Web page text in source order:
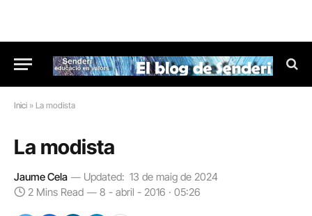
Inici » La modista
La modista
Jaume Cela Updated: 13 de maig de 2024
2 Mins Read
8 - abril - 2016 · 05:26